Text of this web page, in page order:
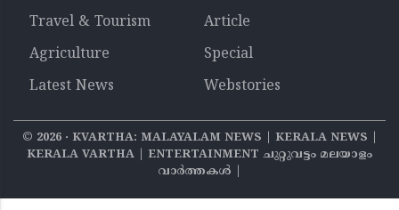
Travel & Tourism
Article
Agriculture
Special
Latest News
Webstories
© 2026‧ KVARTHA: MALAYALAM NEWS | KERALA NEWS |
KERALA VARTHA | ENTERTAINMENT ചുറ്റുവട്ടം മലയാളം
വാര്‍ത്തകൾ |